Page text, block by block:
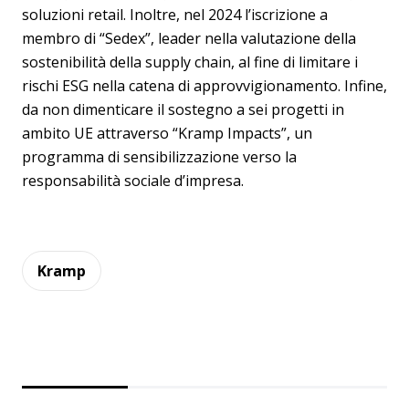
soluzioni retail. Inoltre, nel 2024 l’iscrizione a
membro di “Sedex”, leader nella valutazione della
sostenibilità della supply chain, al fine di limitare i
rischi ESG nella catena di approvvigionamento. Infine,
da non dimenticare il sostegno a sei progetti in
ambito UE attraverso “Kramp Impacts”, un
programma di sensibilizzazione verso la
responsabilità sociale d’impresa.
Kramp